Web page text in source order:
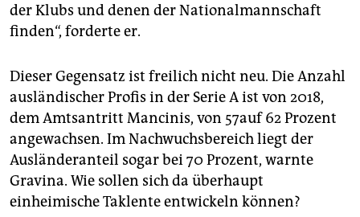
der Klubs und denen der Nationalmannschaft
finden“, forderte er.
Dieser Gegensatz ist freilich nicht neu. Die Anzahl
ausländischer Profis in der Serie A ist von 2018,
dem Amtsantritt Mancinis, von 57auf 62 Prozent
angewachsen. Im Nachwuchsbereich liegt der
Ausländeranteil sogar bei 70 Prozent, warnte
Gravina. Wie sollen sich da überhaupt
einheimische Taklente entwickeln können?